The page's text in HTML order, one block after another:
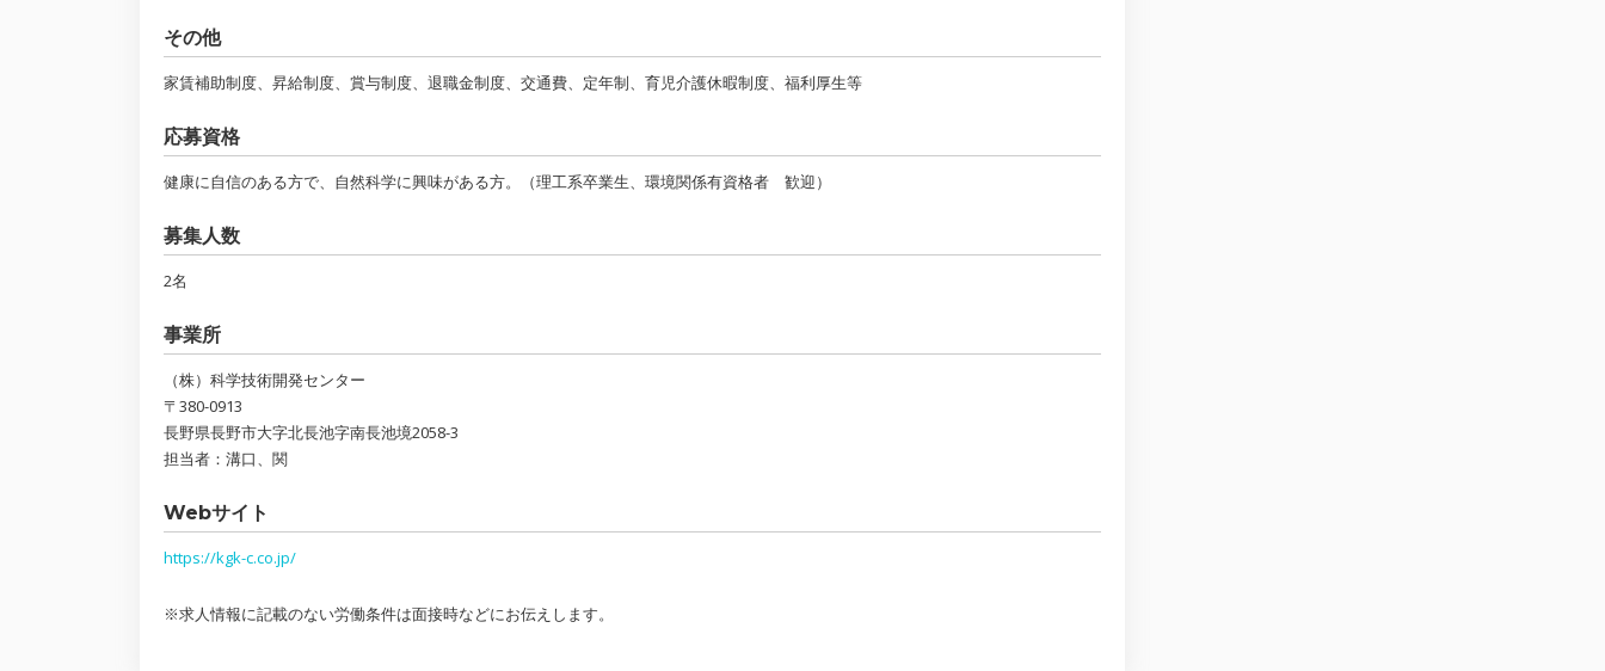
その他
家賃補助制度、昇給制度、賞与制度、退職金制度、交通費、定年制、育児介護休暇制度、福利厚生等
応募資格
健康に自信のある方で、自然科学に興味がある方。（理工系卒業生、環境関係有資格者 歓迎）
募集人数
2名
事業所
（株）科学技術開発センター
〒380-0913
長野県長野市大字北長池字南長池境2058-3
担当者：溝口、関
Webサイト
https://kgk-c.co.jp/
※求人情報に記載のない労働条件は面接時などにお伝えします。